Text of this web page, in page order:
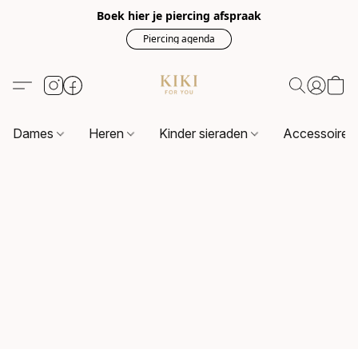
Boek hier je piercing afspraak
Piercing agenda
Dames Heren Kinder sieraden Accessoires